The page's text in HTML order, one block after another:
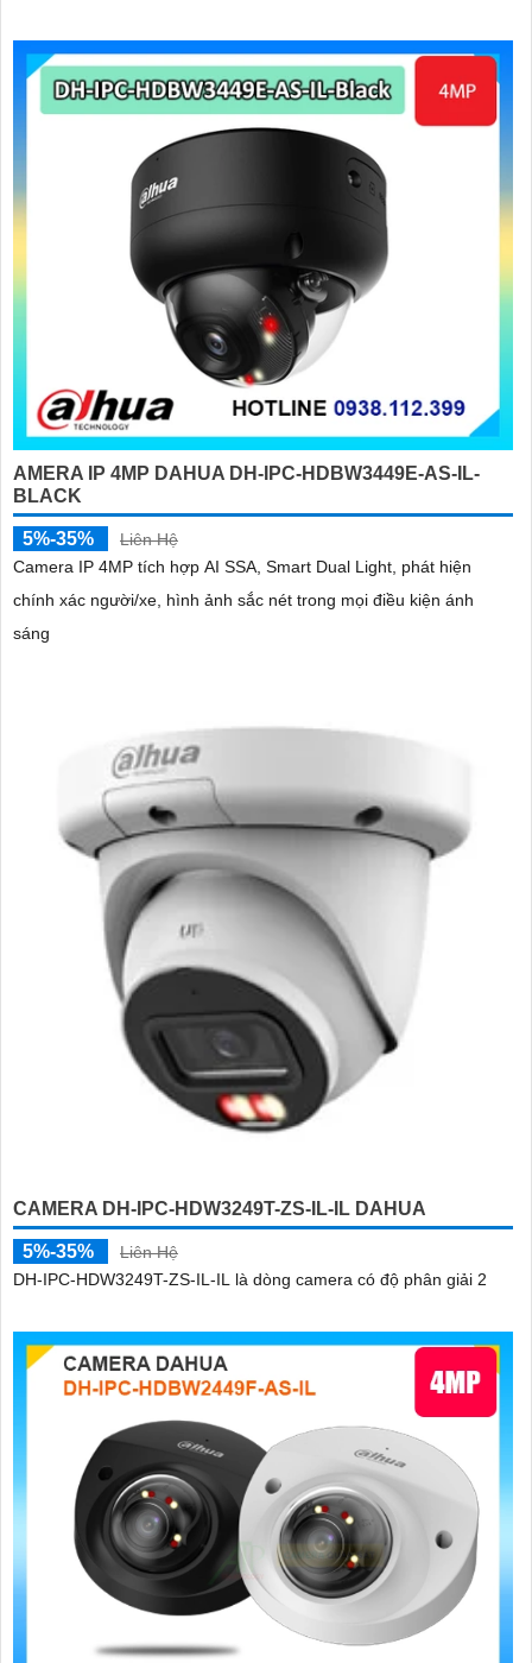
AMERA IP 4MP DAHUA DH-IPC-HDBW3449E-AS-IL-
BLACK
5%-35%
Liên Hệ
Camera IP 4MP tích hợp AI SSA, Smart Dual Light, phát hiện
chính xác người/xe, hình ảnh sắc nét trong mọi điều kiện ánh
sáng
CAMERA DH-IPC-HDW3249T-ZS-IL-IL DAHUA
5%-35%
Liên Hệ
DH-IPC-HDW3249T-ZS-IL-IL là dòng camera có độ phân giải 2